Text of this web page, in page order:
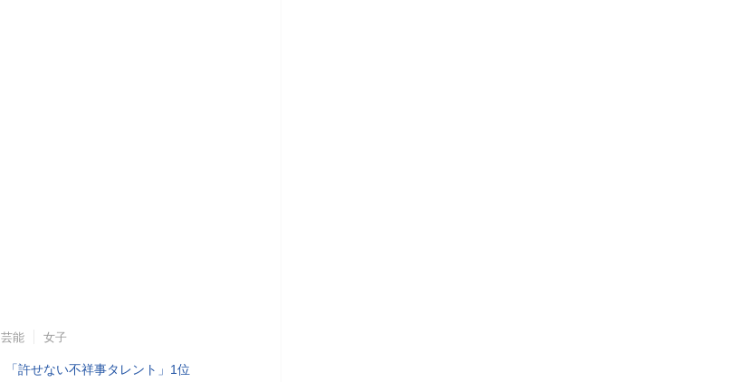
芸能 女子
「許せない不祥事タレント」1位